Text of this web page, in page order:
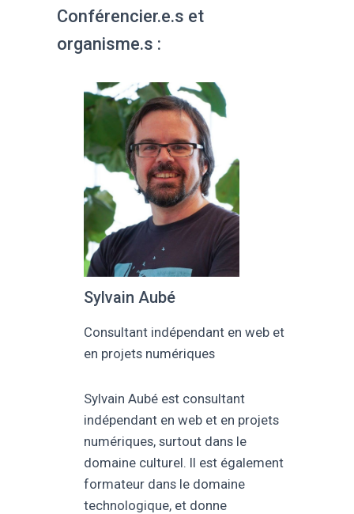
Conférencier.e.s et
organisme.s :
Sylvain Aubé
Consultant indépendant en web et
en projets numériques
Sylvain Aubé est consultant
indépendant en web et en projets
numériques, surtout dans le
domaine culturel. Il est également
formateur dans le domaine
technologique, et donne